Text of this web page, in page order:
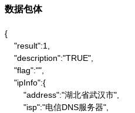
数据包体
{
    "result":1,
    "description":"TRUE",
    "flag":"",
    "ipInfo":{
        "address":"湖北省武汉市",
        "isp":"电信DNS服务器",